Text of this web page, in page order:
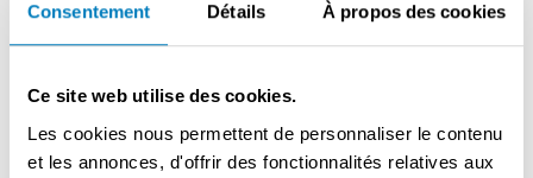
Consentement Détails À propos des cookies
Ce site web utilise des cookies.
Les cookies nous permettent de personnaliser le contenu
et les annonces, d'offrir des fonctionnalités relatives aux
commercial bien situé, d'une surface au sol totale de 335
m².
salle d'exposition (environ 90 m²), d'un atelier (environ
95 m², entièrement rénové en 2021) et d'un entrepôt
d'environ 50 m². Au premier étage se trouve un